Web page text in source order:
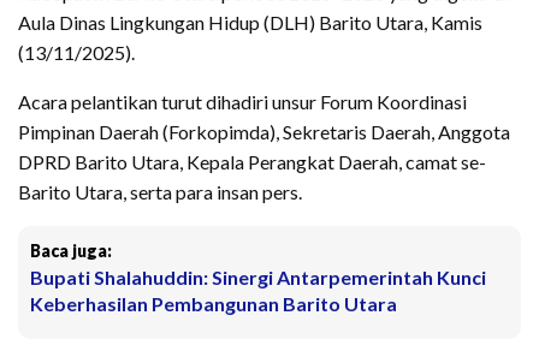
Aula Dinas Lingkungan Hidup (DLH) Barito Utara, Kamis
(13/11/2025).
Acara pelantikan turut dihadiri unsur Forum Koordinasi
Pimpinan Daerah (Forkopimda), Sekretaris Daerah, Anggota
DPRD Barito Utara, Kepala Perangkat Daerah, camat se-
Barito Utara, serta para insan pers.
Baca juga:
Bupati Shalahuddin: Sinergi Antarpemerintah Kunci
Keberhasilan Pembangunan Barito Utara